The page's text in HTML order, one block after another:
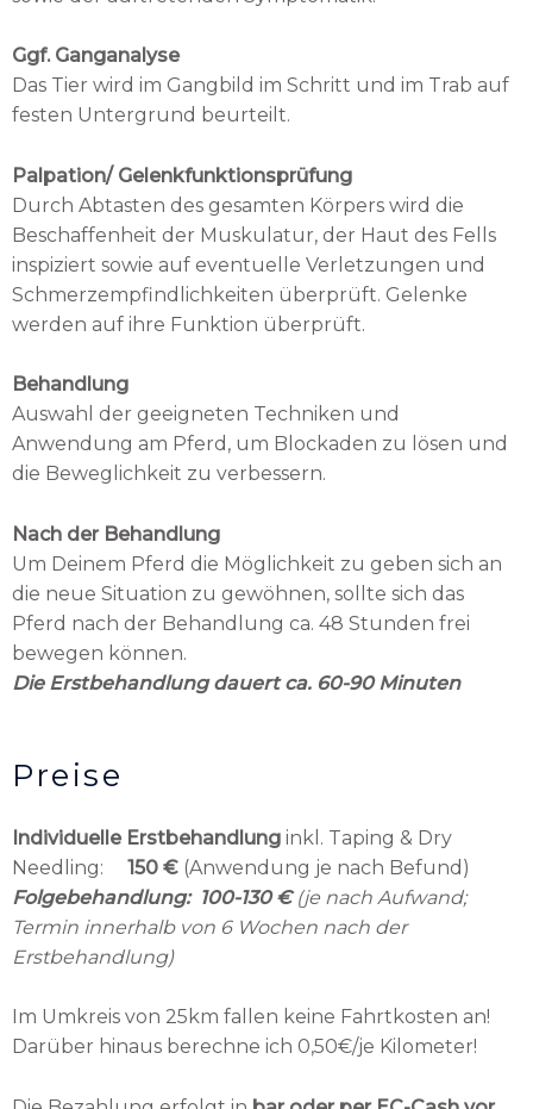
Ggf. Ganganalyse
Das Tier wird im Gangbild im Schritt und im Trab auf
festen Untergrund beurteilt.
Palpation/ Gelenkfunktionsprüfung
Durch Abtasten des gesamten Körpers wird die
Beschaffenheit der Muskulatur, der Haut des Fells
inspiziert sowie auf eventuelle Verletzungen und
Schmerzempfindlichkeiten überprüft. Gelenke
werden auf ihre Funktion überprüft.
Behandlung
Auswahl der geeigneten Techniken und
Anwendung am Pferd, um Blockaden zu lösen und
die Beweglichkeit zu verbessern.
Nach der Behandlung
Um Deinem Pferd die Möglichkeit zu geben sich an
die neue Situation zu gewöhnen, sollte sich das
Pferd nach der Behandlung ca. 48 Stunden frei
bewegen können.
Die Erstbehandlung dauert ca. 60-90 Minuten
Preise
Individuelle Erstbehandlung inkl. Taping & Dry
Needling:
150 € (Anwendung je nach Befund)
Folgebehandlung: 100-130 €(je nach Aufwand;
Termin innerhalb von 6 Wochen nach der
Erstbehandlung)
Im Umkreis von 25km fallen keine Fahrtkosten an!
Darüber hinaus berechne ich 0,50€/je Kilometer!